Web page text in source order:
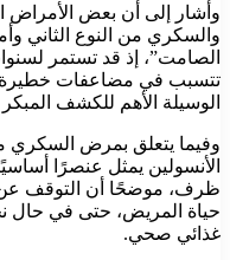
وأشار إلى أن بعض الأمراض
والسكري من النوع الثاني
الصامت”، إذ قد تستمر
تتسبب في مضاعفات
الوسيلة الأهم للكشف المبكر
وفيما يتعلق بمرض السكري
الأنسولين يمثل عنصرًا
ظرف، موضحًا أن التوقف
حياة المريض، حتى في حال
غذائي صحي.